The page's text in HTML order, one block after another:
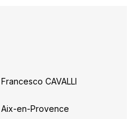
Francesco CAVALLI
Aix-en-Provence